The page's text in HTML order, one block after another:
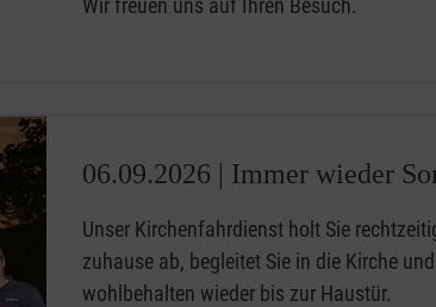
Wir freuen uns auf Ihren Besuch.
06.09.2026 | Immer wieder
Unser Kirchenfahrdienst holt Sie
zuhause ab, begleitet Sie in die Kirche
wohlbehalten wieder bis zur Haustür.